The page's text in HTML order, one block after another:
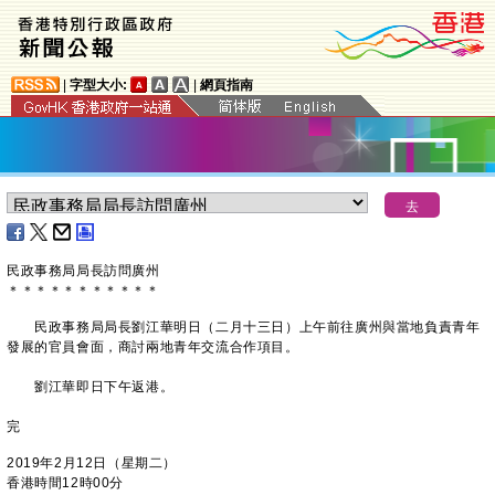
字型大小: 網頁指南
民政事務局局長訪問廣州
＊ ＊ ＊ ＊ ＊ ＊ ＊ ＊ ＊ ＊ ＊
民政事務局局長劉江華明日（二月十三日）上午前往廣州與當地負責青年
發展的官員會面，商討兩地青年交流合作項目。
劉江華即日下午返港。
完
2019年2月12日（星期二）
香港時間12時00分